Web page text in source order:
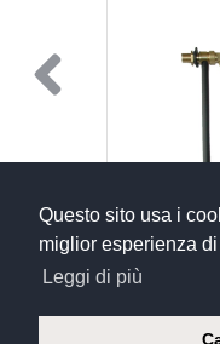
Questo sito usa i
miglior esperienza
Leggi di più
- silvio